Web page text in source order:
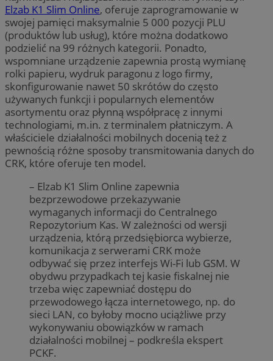
Elzab K1 Slim Online, oferuje zaprogramowanie w
swojej pamięci maksymalnie 5 000 pozycji PLU
(produktów lub usług), które można dodatkowo
podzielić na 99 różnych kategorii. Ponadto,
wspomniane urządzenie zapewnia prostą wymianę
rolki papieru, wydruk paragonu z logo firmy,
skonfigurowanie nawet 50 skrótów do często
używanych funkcji i popularnych elementów
asortymentu oraz płynną współpracę z innymi
technologiami, m.in. z terminalem płatniczym. A
właściciele działalności mobilnych docenią też z
pewnością różne sposoby transmitowania danych do
CRK, które oferuje ten model.
– Elzab K1 Slim Online zapewnia
bezprzewodowe przekazywanie
wymaganych informacji do Centralnego
Repozytorium Kas. W zależności od wersji
urządzenia, którą przedsiębiorca wybierze,
komunikacja z serwerami CRK może
odbywać się przez interfejs Wi-Fi lub GSM. W
obydwu przypadkach tej kasie fiskalnej nie
trzeba więc zapewniać dostępu do
przewodowego łącza internetowego, np. do
sieci LAN, co byłoby mocno uciążliwe przy
wykonywaniu obowiązków w ramach
działalności mobilnej – podkreśla ekspert
PCKF.